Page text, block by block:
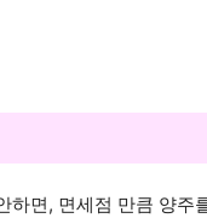
면, 면세점 만큼 양주